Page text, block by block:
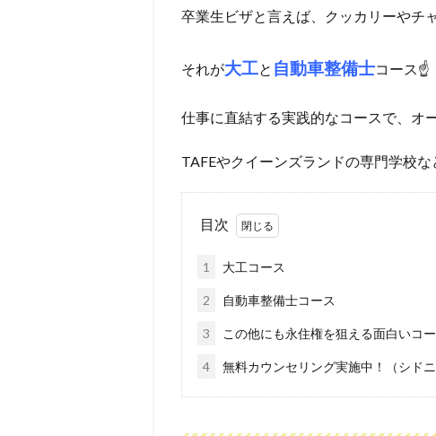
卒業生ビザと言えば、クッカリーやチ
それが大工と 自動車整備士コース☝
仕事に直結する実践的なコースで、オ
TAFEやクイーンズランドの専門学校
目次
1 大工コース
2 自動車整備士コース
3 この他にも永住権を狙える面白いコー
4 無料カウンセリング実施中！（シドニ